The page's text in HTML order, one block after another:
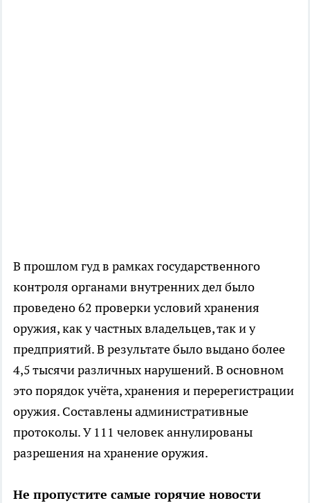
В прошлом гуд в рамках государственного
контроля органами внутренних дел было
проведено 62 проверки условий хранения
оружия, как у частных владельцев, так и у
предприятий. В результате было выдано более
4,5 тысячи различных нарушений. В основном
это порядок учёта, хранения и перерегистрации
оружия. Составлены административные
протоколы. У 111 человек аннулированы
разрешения на хранение оружия.
Не пропустите самые горячие новости